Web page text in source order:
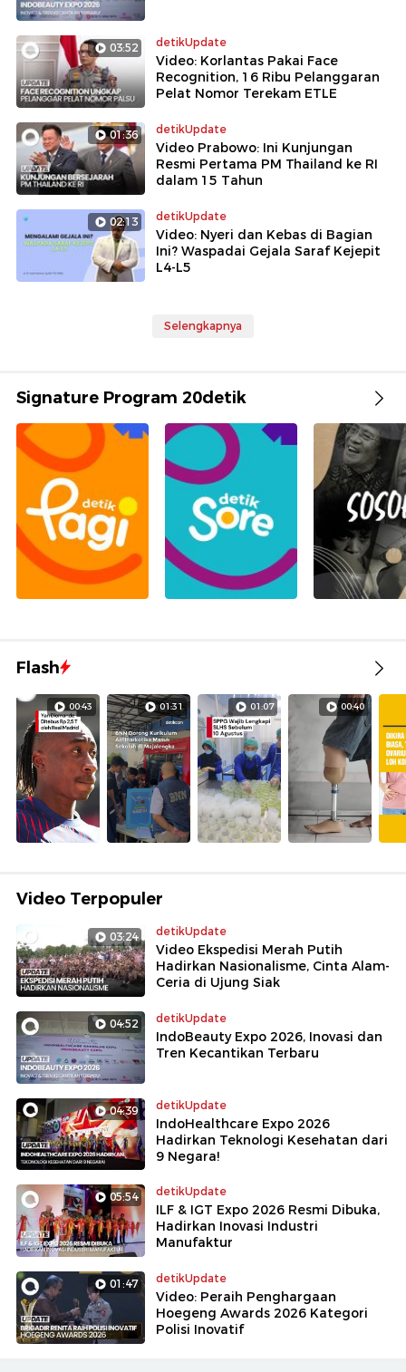
03:52 detikUpdate
Video: Korlantas Pakai Face
Recognition, 16 Ribu Pelanggaran
Pelat Nomor Terekam ETLE
01:36 detikUpdate
Video Prabowo: Ini Kunjungan
Resmi Pertama PM Thailand ke RI
dalam 15 Tahun
02:13 detikUpdate
Video: Nyeri dan Kebas di Bagian
Ini? Waspadai Gejala Saraf Kejepit
L4-L5
Selengkapnya
Signature Program 20detik
Flash
00:43 01:31 01:07 00:40
Video Terpopuler
03:24 detikUpdate
Video Ekspedisi Merah Putih
Hadirkan Nasionalisme, Cinta Alam-
Ceria di Ujung Siak
04:52 detikUpdate
IndoBeauty Expo 2026, Inovasi dan
Tren Kecantikan Terbaru
04:39 detikUpdate
IndoHealthcare Expo 2026
Hadirkan Teknologi Kesehatan dari
9 Negara!
05:54 detikUpdate
ILF & IGT Expo 2026 Resmi Dibuka,
Hadirkan Inovasi Industri
Manufaktur
01:47 detikUpdate
Video: Peraih Penghargaan
Hoegeng Awards 2026 Kategori
Polisi Inovatif